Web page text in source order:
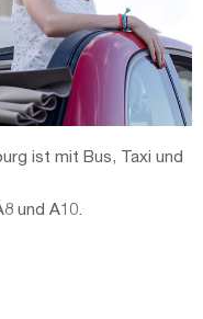
ist mit Bus, Taxi und
und A10.